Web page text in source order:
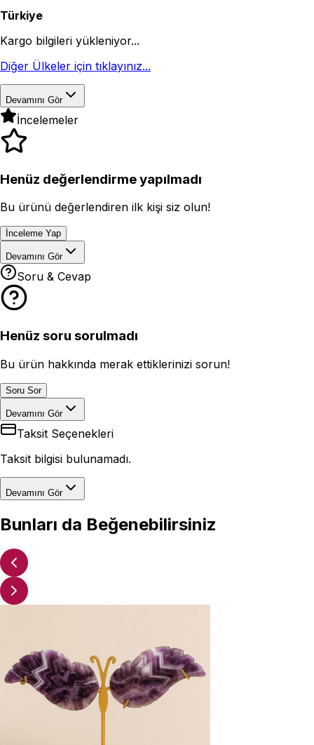
Türkiye
Kargo bilgileri yükleniyor...
Diğer Ülkeler için tıklayınız...
Devamını Gör
İncelemeler
Henüz değerlendirme yapılmadı
Bu ürünü değerlendiren ilk kişi siz olun!
İnceleme Yap
Devamını Gör
Soru & Cevap
Henüz soru sorulmadı
Bu ürün hakkında merak ettiklerinizi sorun!
Soru Sor
Devamını Gör
Taksit Seçenekleri
Taksit bilgisi bulunamadı.
Devamını Gör
Bunları da Beğenebilirsiniz